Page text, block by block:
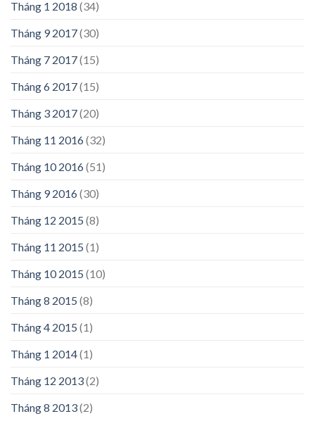
Tháng 1 2018 (34)
Tháng 9 2017(30)
Tháng 7 2017(15)
Tháng 6 2017(15)
Tháng 3 2017(20)
Tháng 11 2016(32)
Tháng 10 2016(51)
Tháng 9 2016(30)
Tháng 12 2015 (8)
Tháng 11 2015 (1)
Tháng 10 2015 (10)
Tháng 8 2015 (8)
Tháng 4 2015 (1)
Tháng 1 2014(1)
Tháng 12 2013(2)
Tháng 8 2013(2)